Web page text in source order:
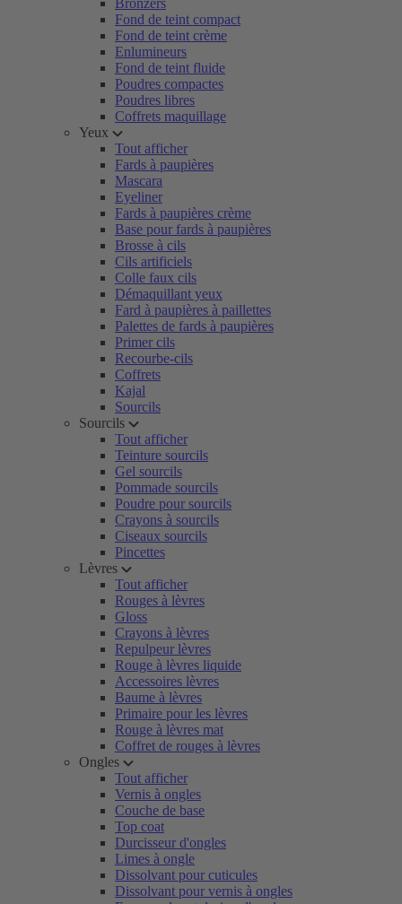
Bronzers
Fond de teint compact
Fond de teint crème
Enlumineurs
Fond de teint fluide
Poudres compactes
Poudres libres
Coffrets maquillage
Yeux
Tout afficher
Fards à paupières
Mascara
Eyeliner
Fards à paupières crème
Base pour fards à paupières
Brosse à cils
Cils artificiels
Colle faux cils
Démaquillant yeux
Fard à paupières à paillettes
Palettes de fards à paupières
Primer cils
Recourbe-cils
Coffrets
Kajal
Sourcils
Sourcils
Tout afficher
Teinture sourcils
Gel sourcils
Pommade sourcils
Poudre pour sourcils
Crayons à sourcils
Ciseaux sourcils
Pincettes
Lèvres
Tout afficher
Rouges à lèvres
Gloss
Crayons à lèvres
Repulpeur lèvres
Rouge à lèvres liquide
Accessoires lèvres
Baume à lèvres
Primaire pour les lèvres
Rouge à lèvres mat
Coffret de rouges à lèvres
Ongles
Tout afficher
Vernis à ongles
Couche de base
Top coat
Durcisseur d'ongles
Limes à ongle
Dissolvant pour cuticules
Dissolvant pour vernis à ongles